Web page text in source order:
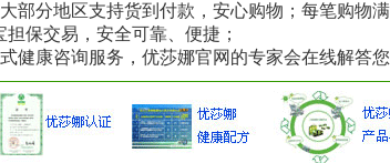
部分地区支持货到付款，安心购物；每笔购物
担保交易，安全可靠、便捷；
健康咨询服务，优莎娜官网的专家会在线解答